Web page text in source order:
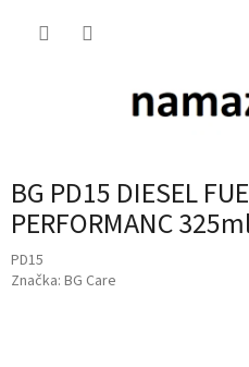
BG PD15 DIESEL
PERFORMANC
PD15
Značka: BG Care